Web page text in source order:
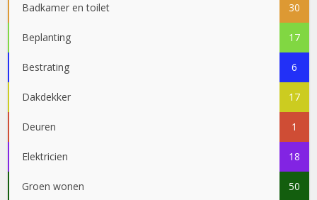
Badkamer en toilet 30
Beplanting 17
Bestrating 6
Dakdekker 17
Deuren 1
Elektricien 18
Groen wonen 50